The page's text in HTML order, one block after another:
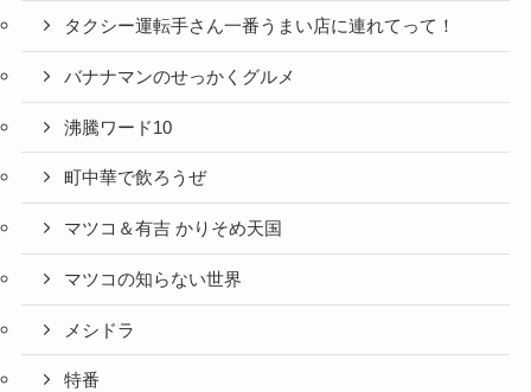
タクシー運転手さん一番うまい店に連れてって！
バナナマンのせっかくグルメ
沸騰ワード10
町中華で飲ろうぜ
マツコ＆有吉 かりそめ天国
マツコの知らない世界
メシドラ
特番